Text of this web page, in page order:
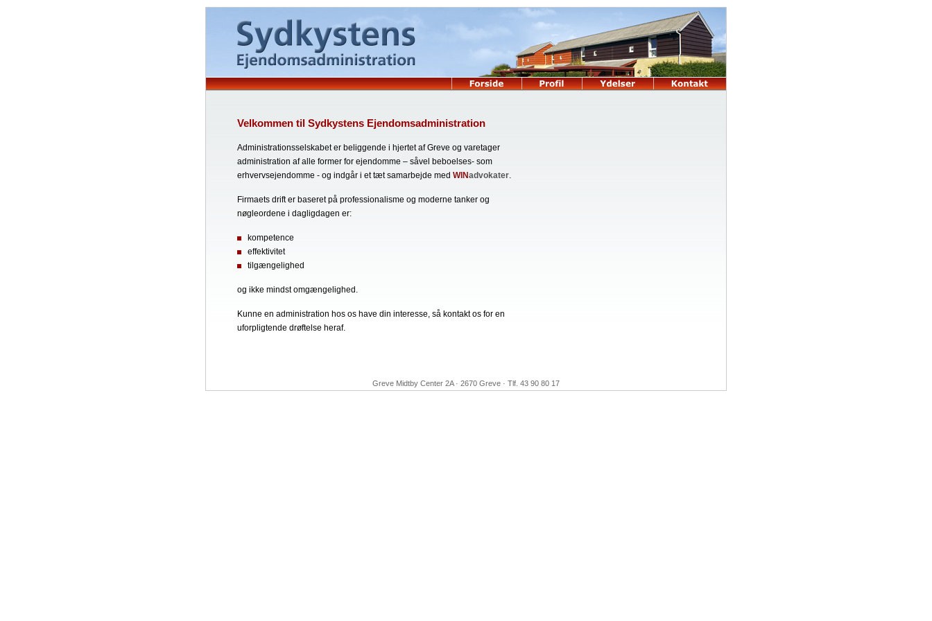
Velkommen til Sydkystens Ejendomsadministration
Administrationsselskabet er beliggende i hjertet af Greve og varetager
administration af alle former for ejendomme – såvel beboelses- som
erhvervsejendomme - og indgår i et tæt samarbejde med WINadvokater.
Firmaets drift er baseret på professionalisme og moderne tanker og
nøgleordene i dagligdagen er:
kompetence
effektivitet
tilgængelighed
og ikke mindst omgængelighed.
Kunne en administration hos os have din interesse, så kontakt os for en
uforpligtende drøftelse heraf.
Greve Midtby Center 2A · 2670 Greve · Tlf. 43 90 80 17